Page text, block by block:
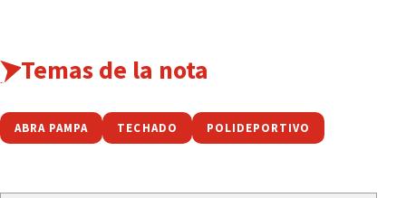
Temas de la nota
ABRA PAMPA TECHADO POLIDEPORTIVO